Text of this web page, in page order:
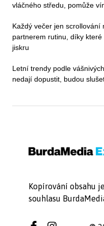
vláčného středu, pomůže
Každý večer jen
partnerem rutinu, díky
jiskru
Letní trendy podle
nedají dopustit, budou
Kopírování obsahu
souhlasu